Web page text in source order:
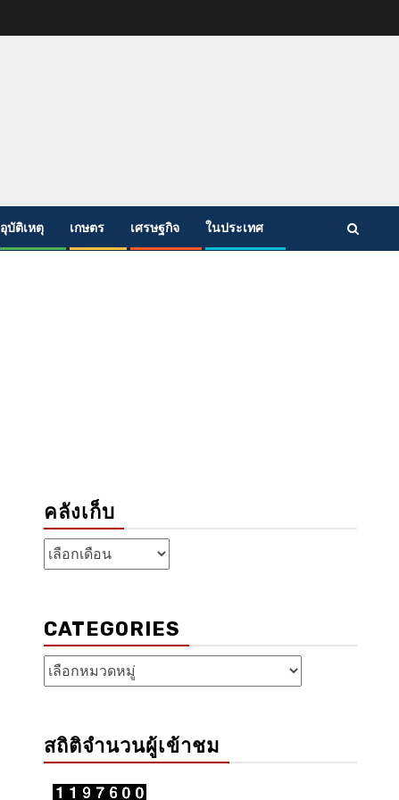
อุบัติเหตุ เกษตร เศรษฐกิจ ในประเทศ
คลังเก็บ
คลัง
เก็บ
CATEGORIES
Categories
สถิติจำนวนผู้เข้าชม